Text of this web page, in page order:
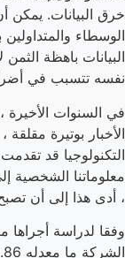
خرق البيانات.
الوسطاء
البيانات باهظة
نفسه تتسبب في
في السنوات
الأخبار بوتيرة
التكنولوجيا قد
معلوماتنا الشخصية
، أدى هذا إلى أن